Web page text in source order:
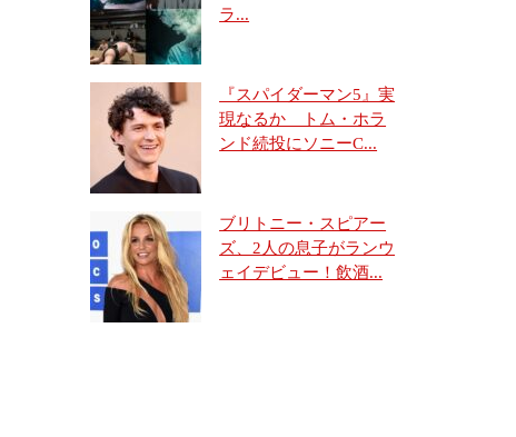
ラ...
『スパイダーマン5』実
現なるか トム・ホラ
ンド続投にソニーC...
ブリトニー・スピアー
ズ、2人の息子がランウ
ェイデビュー！飲酒...